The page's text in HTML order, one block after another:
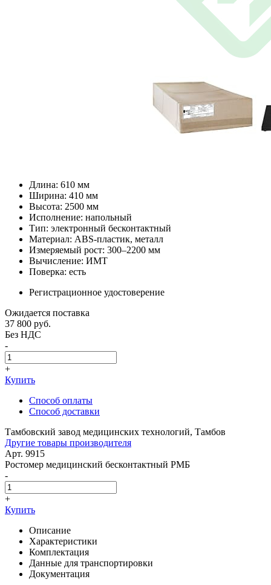
Длина: 610 мм
Ширина: 410 мм
Высота: 2500 мм
Исполнение: напольный
Тип: электронный бесконтактный
Материал: ABS-пластик, металл
Измеряемый рост: 300–2200 мм
Вычисление: ИМТ
Поверка: есть
Регистрационное удостоверение
Ожидается поставка
37 800 руб.
Без НДС
-
+
Купить
Способ оплаты
Способ доставки
Тамбовский завод медицинских технологий, Тамбов
Другие товары производителя
Арт. 9915
Ростомер медицинский бесконтактный РМБ
-
+
Купить
Описание
Характеристики
Комплектация
Данные для транспортировки
Документация